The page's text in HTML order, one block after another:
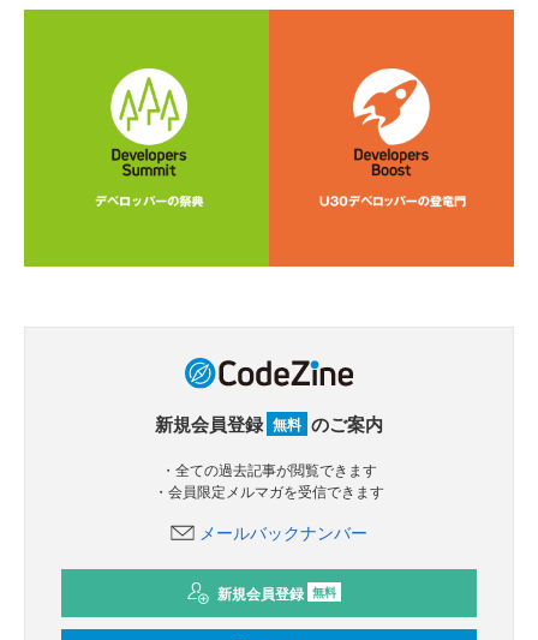
新規会員登録 無料 のご案内
・全ての過去記事が閲覧できます
・会員限定メルマガを受信できます
メールバックナンバー
新規会員登録 無料